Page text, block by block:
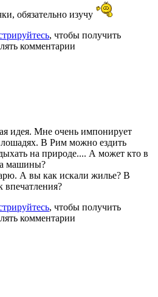
обязательно изучу
, чтобы получить
комментарии
идея. Мне очень импонирует
лошадях. В Рим можно ездить
на природе.... А может кто в
машины?
А вы как искали жилье? В
впечатления?
, чтобы получить
комментарии